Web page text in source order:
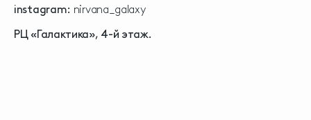
instagram: nirvana_galaxy
РЦ «Галактика», 4-й этаж.